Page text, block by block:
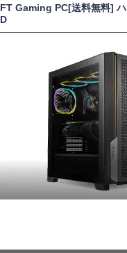
Gaming PC[送料無料]